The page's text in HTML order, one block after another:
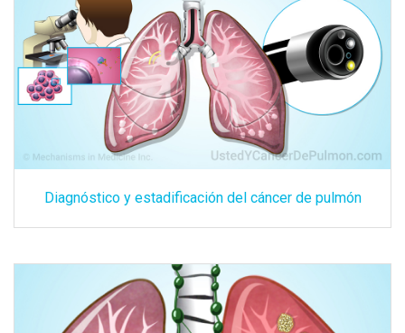
Diagnóstico y estadificación del cáncer de pulmón